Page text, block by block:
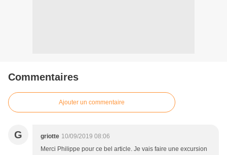
Commentaires
Ajouter un commentaire
G griotte 10/09/2019 08:06
Merci Philippe pour ce bel article. Je vais faire une excursion